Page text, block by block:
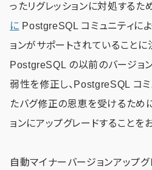
ったリグレッションに対処するた
に PostgreSQL コミュニティに
ョンがサポートされていることに
PostgreSQL の以前のバージョ
弱性を修正し、PostgreSQL コミ
たバグ修正の恩恵を受けるため
ョンにアップグレードすることを
自動マイナーバージョンアップグ